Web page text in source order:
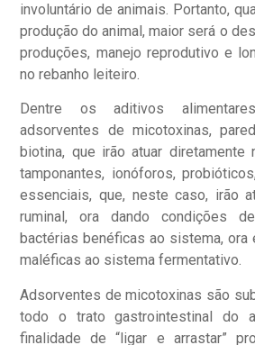
involuntário de animais. Portanto,
produção do animal, maior será o
produções, manejo reprodutivo e
no rebanho leiteiro.
Dentre os aditivos
adsorventes de micotoxinas,
biotina, que irão atuar diretamente
tamponantes, ionóforos,
essenciais, que, neste caso, irão
ruminal, ora dando condições
bactérias benéficas ao sistema, ora
maléficas ao sistema fermentativo.
Adsorventes de micotoxinas são
todo o trato gastrointestinal do
finalidade de “ligar e arrastar”